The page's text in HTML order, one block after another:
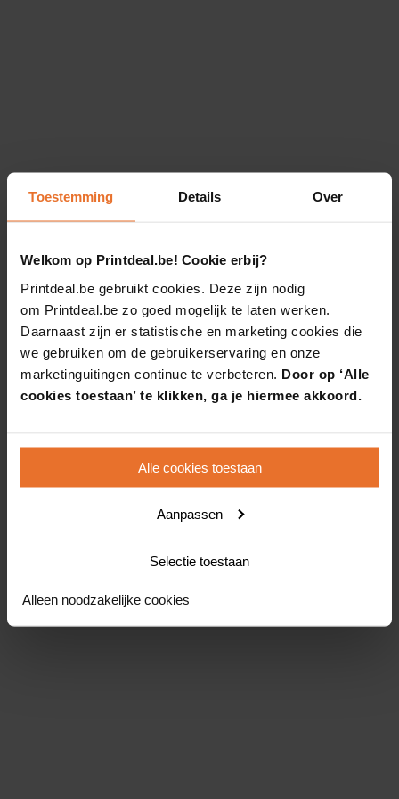
Toestemming Details Over
Welkom op Printdeal.be! Cookie erbij?
Printdeal.be gebruikt cookies. Deze zijn nodig
om Printdeal.be zo goed mogelijk te laten werken.
Daarnaast zijn er statistische en marketing cookies die
we gebruiken om de gebruikerservaring en onze
marketinguitingen continue te verbeteren. Door op ‘Alle
cookies toestaan’ te klikken, ga je hiermee akkoord.
Alle cookies toestaan
Aanpassen
Selectie toestaan
Alleen noodzakelijke cookies